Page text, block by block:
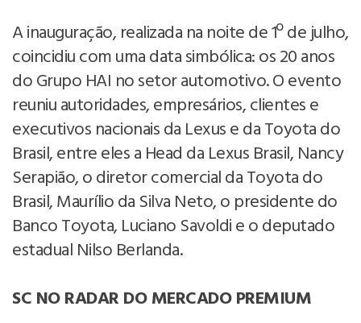
A inauguração, realizada na noite de 1º de julho,
coincidiu com uma data simbólica: os 20 anos
do Grupo HAI no setor automotivo. O evento
reuniu autoridades, empresários, clientes e
executivos nacionais da Lexus e da Toyota do
Brasil, entre eles a Head da Lexus Brasil, Nancy
Serapião, o diretor comercial da Toyota do
Brasil, Maurílio da Silva Neto, o presidente do
Banco Toyota, Luciano Savoldi e o deputado
estadual Nilso Berlanda.
SC NO RADAR DO MERCADO PREMIUM